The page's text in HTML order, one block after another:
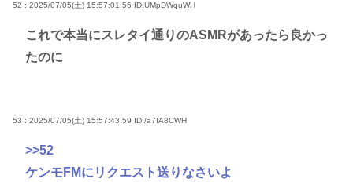
52 : 2025/07/05(土) 15:57:01.56 ID:UMpDWquWH
これで本当にスレタイ通りのASMRがあったら良かっ
たのに
53 : 2025/07/05(土) 15:57:43.59 ID:/a7IA8CWH
>>52
ケンモFMにリクエスト送りなさいよ